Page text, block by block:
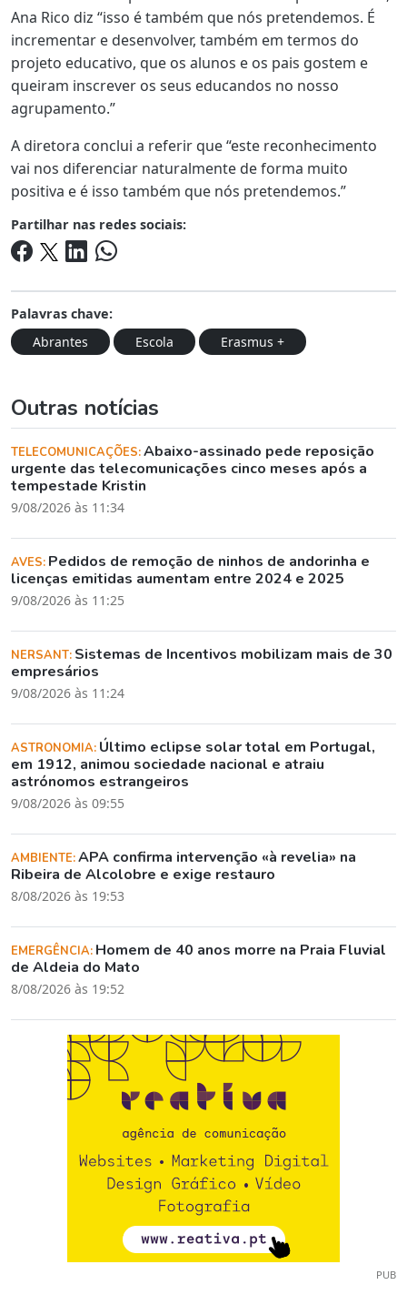
Ana Rico diz “isso é também que nós pretendemos. É
incrementar e desenvolver, também em termos do
projeto educativo, que os alunos e os pais gostem e
queiram inscrever os seus educandos no nosso
agrupamento.”
A diretora conclui a referir que “este reconhecimento
vai nos diferenciar naturalmente de forma muito
positiva e é isso também que nós pretendemos.”
Partilhar nas redes sociais:
Palavras chave:
Abrantes
Escola Erasmus +
Outras notícias
TELECOMUNICAÇÕES:Abaixo-assinado pede reposição
urgente das telecomunicações cinco meses após a
tempestade Kristin
9/08/2026 às 11:34
AVES: Pedidos de remoção de ninhos de andorinha e
licenças emitidas aumentam entre 2024 e 2025
9/08/2026 às 11:25
NERSANT: Sistemas de Incentivos mobilizam mais de 30
empresários
9/08/2026 às 11:24
ASTRONOMIA: Último eclipse solar total em Portugal,
em 1912, animou sociedade nacional e atraiu
astrónomos estrangeiros
9/08/2026 às 09:55
AMBIENTE:APA confirma intervenção «à revelia» na
Ribeira de Alcolobre e exige restauro
8/08/2026 às 19:53
EMERGÊNCIA: Homem de 40 anos morre na Praia Fluvial
de Aldeia do Mato
8/08/2026 às 19:52
PUB